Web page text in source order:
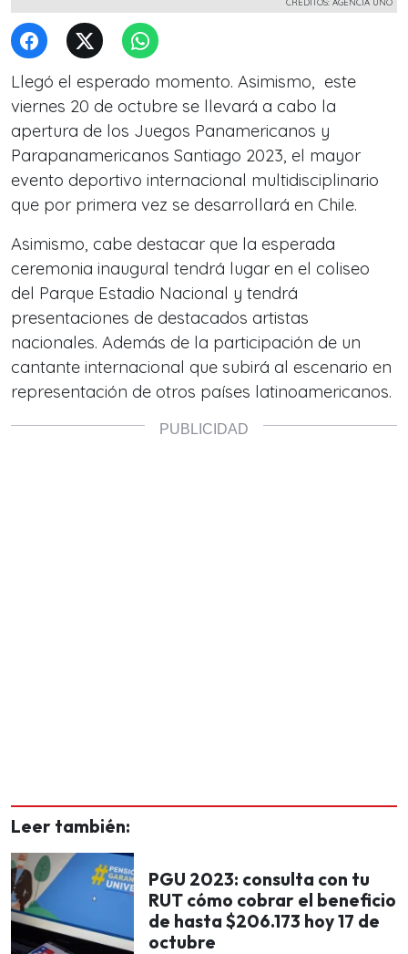
Llegó el esperado momento. Asimismo, este
viernes 20 de octubre se llevará a cabo la
apertura de los Juegos Panamericanos y
Parapanamericanos Santiago 2023, el mayor
evento deportivo internacional multidisciplinario
que por primera vez se desarrollará en Chile.
Asimismo, cabe destacar que la esperada
ceremonia inaugural tendrá lugar en el coliseo
del Parque Estadio Nacional y tendrá
presentaciones de destacados artistas
nacionales. Además de la participación de un
cantante internacional que subirá al escenario en
representación de otros países latinoamericanos.
Leer también:
PGU 2023: consulta con tu
RUT cómo cobrar el beneficio
de hasta $206.173 hoy 17 de
octubre